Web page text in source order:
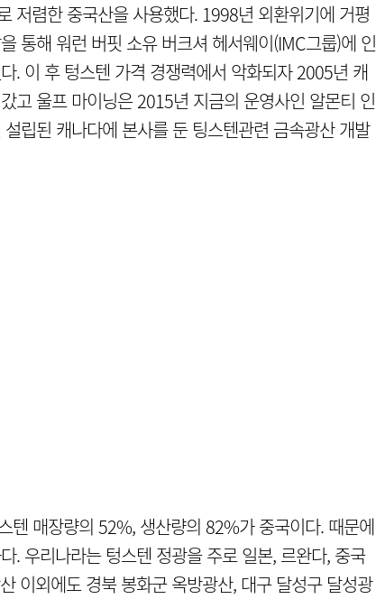
저렴한 중국산을 사용했다. 1998년 외환위기에 거평
통해 워런 버핏 소유 버크셔 헤서웨이(IMC그룹)에 인
. 이 후 텅스텐 가격 경쟁력에서 악화되자 2005년 캐
고 울프 마이닝은 2015년 지금의 운영사인 알몬티 인
립된 캐나다에 본사를 둔 팅스텐관련 금속광산 개발
텐 매장량의 52%, 생산량의 82%가 중국이다. 때문에
. 우리나라는 텅스텐 정광을 주로 일본, 르완다, 중국
이외에도 경북 봉화군 옥방광산, 대구 달성구 달성광